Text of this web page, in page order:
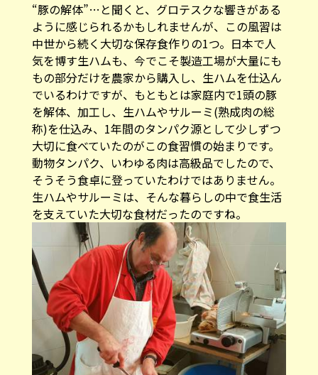
“豚の解体”…と聞くと、グロテスクな響きがある
ように感じられるかもしれませんが、この風習は
中世から続く大切な保存食作りの1つ。日本で人
気を博す生ハムも、今でこそ製造工場が大量にも
もの部分だけを農家から購入し、生ハムを仕込ん
でいるわけですが、もともとは家庭内で1頭の豚
を解体、加工し、生ハムやサルーミ(熟成肉の総
称)を仕込み、1年間のタンパク源として少しずつ
大切に食べていたのがこの食習慣の始まりです。
動物タンパク、いわゆる肉は高級品でしたので、
そうそう食卓に登っていたわけではありません。
生ハムやサルーミは、そんな暮らしの中で食生活
を支えていた大切な食材だったのですね。